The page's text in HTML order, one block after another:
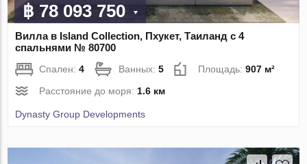
฿ 78 093 750
Вилла в Island Collection, Пхукет, Таиланд с 4
спальнями № 80700
Спален:4 Ванных:5 Площадь:907 м²
Расстояние до моря:1.6 км
Dynasty Group Developments